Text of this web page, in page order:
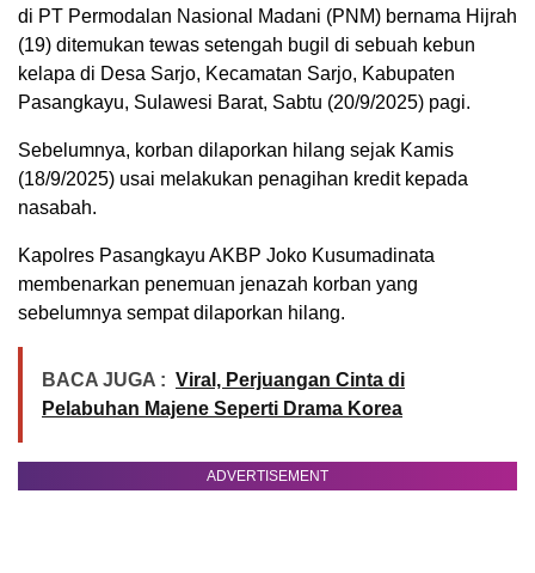
di PT Permodalan Nasional Madani (PNM) bernama Hijrah
(19) ditemukan tewas setengah bugil di sebuah kebun
kelapa di Desa Sarjo, Kecamatan Sarjo, Kabupaten
Pasangkayu, Sulawesi Barat, Sabtu (20/9/2025) pagi.
Sebelumnya, korban dilaporkan hilang sejak Kamis
(18/9/2025) usai melakukan penagihan kredit kepada
nasabah.
Kapolres Pasangkayu AKBP Joko Kusumadinata
membenarkan penemuan jenazah korban yang
sebelumnya sempat dilaporkan hilang.
BACA JUGA : Viral, Perjuangan Cinta di
Pelabuhan Majene Seperti Drama Korea
ADVERTISEMENT